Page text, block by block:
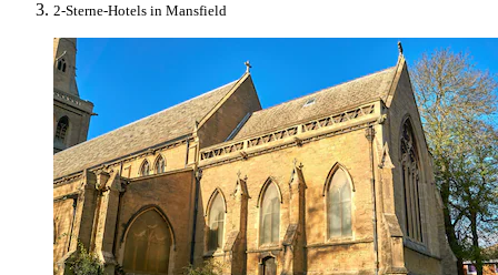
2-Sterne-Hotels in Mansfield